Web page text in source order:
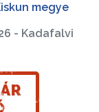
megye
- Kadafalvi